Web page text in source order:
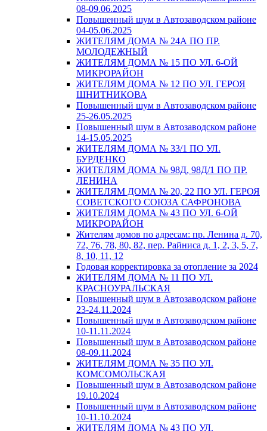
08-09.06.2025
Повышенный шум в Автозаводском районе
04-05.06.2025
ЖИТЕЛЯМ ДОМА № 24А ПО ПР.
МОЛОДЕЖНЫЙ
ЖИТЕЛЯМ ДОМА № 15 ПО УЛ. 6-ОЙ
МИКРОРАЙОН
ЖИТЕЛЯМ ДОМА № 12 ПО УЛ. ГЕРОЯ
ШНИТНИКОВА
Повышенный шум в Автозаводском районе
25-26.05.2025
Повышенный шум в Автозаводском районе
14-15.05.2025
ЖИТЕЛЯМ ДОМА № 33/1 ПО УЛ.
БУРДЕНКО
ЖИТЕЛЯМ ДОМА № 98Д, 98Д/1 ПО ПР.
ЛЕНИНА
ЖИТЕЛЯМ ДОМА № 20, 22 ПО УЛ. ГЕРОЯ
СОВЕТСКОГО СОЮЗА САФРОНОВА
ЖИТЕЛЯМ ДОМА № 43 ПО УЛ. 6-ОЙ
МИКРОРАЙОН
Жителям домов по адресам: пр. Ленина д. 70,
72, 76, 78, 80, 82, пер. Райниса д. 1, 2, 3, 5, 7,
8, 10, 11, 12
Годовая корректировка за отопление за 2024
ЖИТЕЛЯМ ДОМА № 11 ПО УЛ.
КРАСНОУРАЛЬСКАЯ
Повышенный шум в Автозаводском районе
23-24.11.2024
Повышенный шум в Автозаводском районе
10-11.11.2024
Повышенный шум в Автозаводском районе
08-09.11.2024
ЖИТЕЛЯМ ДОМА № 35 ПО УЛ.
КОМСОМОЛЬСКАЯ
Повышенный шум в Автозаводском районе
19.10.2024
Повышенный шум в Автозаводском районе
10-11.10.2024
ЖИТЕЛЯМ ДОМА № 43 ПО УЛ.